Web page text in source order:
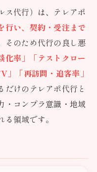
ス代行）は、テレアポ
行い、契約・受注まで
そのため代行の良し悪
化率」「テストクロー
「再訪問・追客率」
けのテレアポ代行と
・コンプラ意識・地域
領域です。